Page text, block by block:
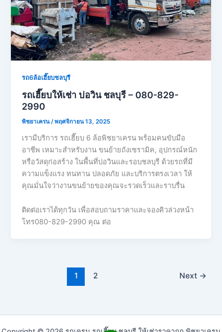
รถ6ล้อเฮี๊ยบชลบุรี
รถเฮี๊ยบให้เช่า บ่อวิน ชลบุรี – 080-829-
2990
พิชยาเครน /พฤศจิกายน 13, 2025
เรามีบริการ รถเฮี๊ยบ 6 ล้อพิชยาเครน พร้อมคนขับมือ
อาชีพ เหมาะสำหรับงาน ขนย้ายถังเซรามิค, อุปกรณ์หนัก
หรือวัสดุก่อสร้าง ในพื้นที่บ่อวินและรอบชลบุรี ด้วยรถที่มี
ความแข็งแรง ทนทาน ปลอดภัย และบริการตรงเวลา ให้
คุณมั่นใจว่างานขนย้ายของคุณจะรวดเร็วและราบรื่น
ติดต่อเราได้ทุกวัน เพื่อสอบถามราคาและจองคิวล่วงหน้า
โทร080-829-2990 คุณ ต่อ
1 2 Next →